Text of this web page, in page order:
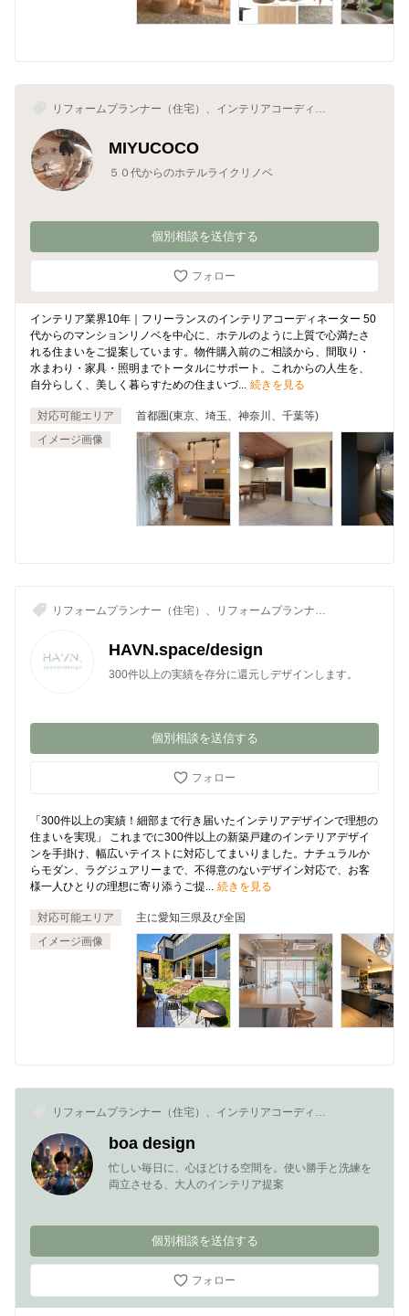
リフォームプランナー（住宅）、インテリアコーディネ
MIYUCOCO
５０代からのホテルライクリノベ
個別相談を送信する
フォロー
インテリア業界10年｜フリーランスのインテリアコーディネーター 50
代からのマンションリノベを中心に、ホテルのように上質で心満たさ
れる住まいをご提案しています。物件購入前のご相談から、間取り・
水まわり・家具・照明までトータルにサポート。これからの人生を、
自分らしく、美しく暮らすための住まいづ... 続きを見る
対応可能エリア
首都圏(東京、埼玉、神奈川、千葉等)
イメージ画像
リフォームプランナー（住宅）、リフォームプランナー
テリアコーディネーター、空間デザイナー
HAVN.space/design
300件以上の実績を存分に還元しデザインします。
個別相談を送信する
フォロー
「300件以上の実績！細部まで行き届いたインテリアデザインで理想の
住まいを実現」 これまでに300件以上の新築戸建のインテリアデザイ
ンを手掛け、幅広いテイストに対応してまいりました。ナチュラルか
らモダン、ラグジュアリーまで、不得意のないデザイン対応で、お客
様一人ひとりの理想に寄り添うご提... 続きを見る
対応可能エリア
主に愛知三県及び全国
イメージ画像
リフォームプランナー（住宅）、インテリアコーディネ
boa design
忙しい毎日に、心ほどける空間を。使い勝手と洗練を
両立させる、大人のインテリア提案
個別相談を送信する
フォロー